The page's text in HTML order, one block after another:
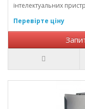
інтелектуальних
Перевірте ціну